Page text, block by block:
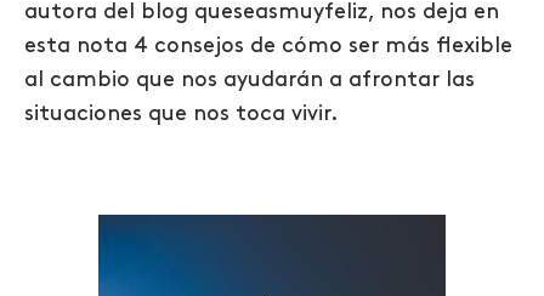
autora del blog queseasmuyfeliz, nos deja en
esta nota 4 consejos de cómo ser más flexible
al cambio que nos ayudarán a afrontar las
situaciones que nos toca vivir.